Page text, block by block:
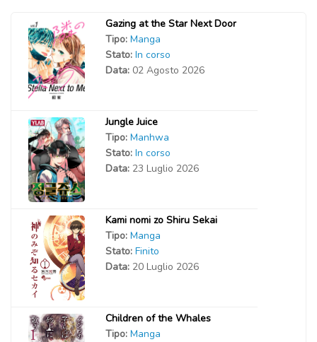
Gazing at the Star Next Door
Tipo: Manga
Stato: In corso
Data: 02 Agosto 2026
Jungle Juice
Tipo: Manhwa
Stato: In corso
Data: 23 Luglio 2026
Kami nomi zo Shiru Sekai
Tipo: Manga
Stato: Finito
Data: 20 Luglio 2026
Children of the Whales
Tipo: Manga